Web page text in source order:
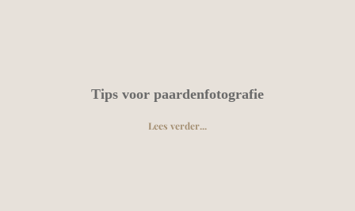
Tips voor paardenfotografie
Lees verder...